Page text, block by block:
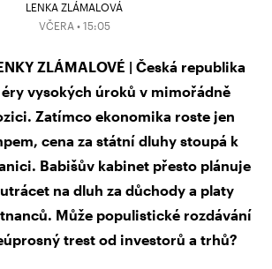
LENKA ZLÁMALOVÁ
VČERA • 15:05
ZLÁMALOVÉ | Česká republika
vysokých úroků v mimořádně
Zatímco ekonomika roste jen
cena za státní dluhy stoupá k
Babišův kabinet přesto plánuje
na dluh za důchody a platy
Může populistické rozdávání
trest od investorů a trhů?